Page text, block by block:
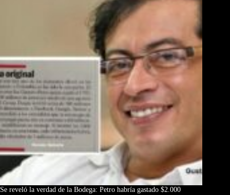
Se reveló la verdad de la Bodega: Petro habría gastado $2.000